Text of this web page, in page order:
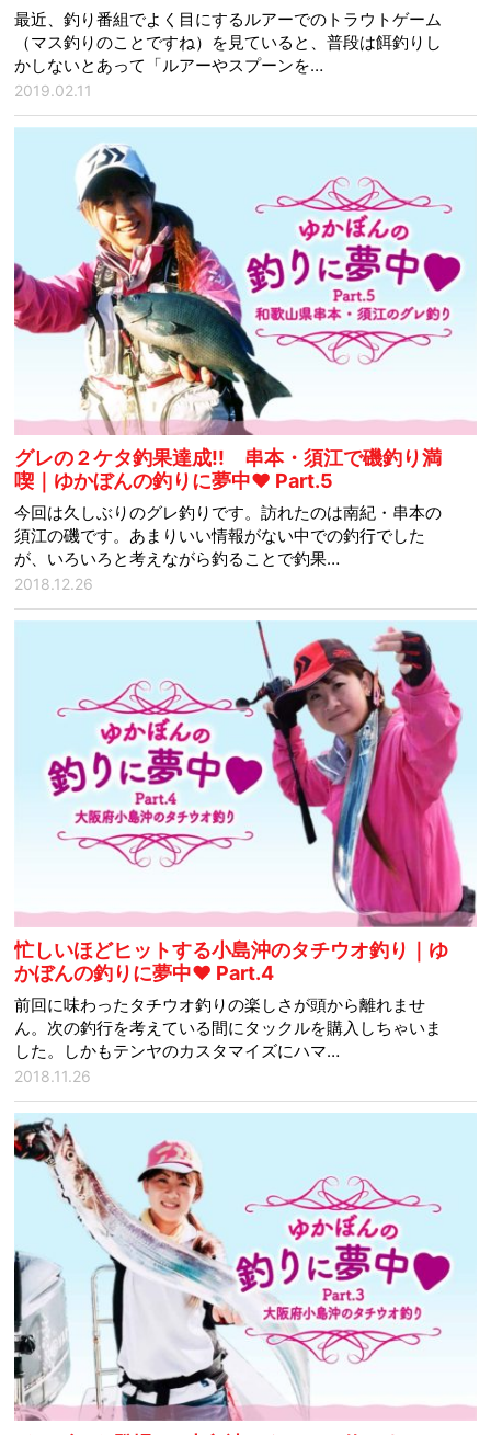
最近、釣り番組でよく目にするルアーでのトラウトゲーム
（マス釣りのことですね）を見ていると、普段は餌釣りし
かしないとあって「ルアーやスプーンを…
2019.02.11
グレの２ケタ釣果達成!! 串本・須江で磯釣り満
喫｜ゆかぼんの釣りに夢中♥ Part.5
今回は久しぶりのグレ釣りです。訪れたのは南紀・串本の
須江の磯です。あまりいい情報がない中での釣行でした
が、いろいろと考えながら釣ることで釣果…
2018.12.26
忙しいほどヒットする小島沖のタチウオ釣り｜ゆ
かぼんの釣りに夢中♥ Part.4
前回に味わったタチウオ釣りの楽しさが頭から離れませ
ん。次の釣行を考えている間にタックルを購入しちゃいま
した。しかもテンヤのカスタマイズにハマ…
2018.11.26